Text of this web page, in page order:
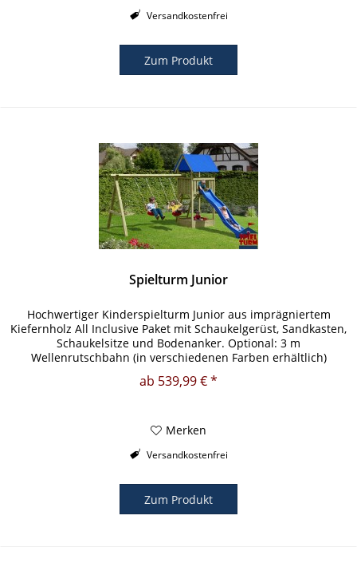
Versandkostenfrei
Zum Produkt
Spielturm Junior
Hochwertiger Kinderspielturm Junior aus imprägniertem
Kiefernholz All Inclusive Paket mit Schaukelgerüst, Sandkasten,
Schaukelsitze und Bodenanker. Optional: 3 m
Wellenrutschbahn (in verschiedenen Farben erhältlich)
Produktmerkmale:...
ab 539,99 € *
Merken
Versandkostenfrei
Zum Produkt